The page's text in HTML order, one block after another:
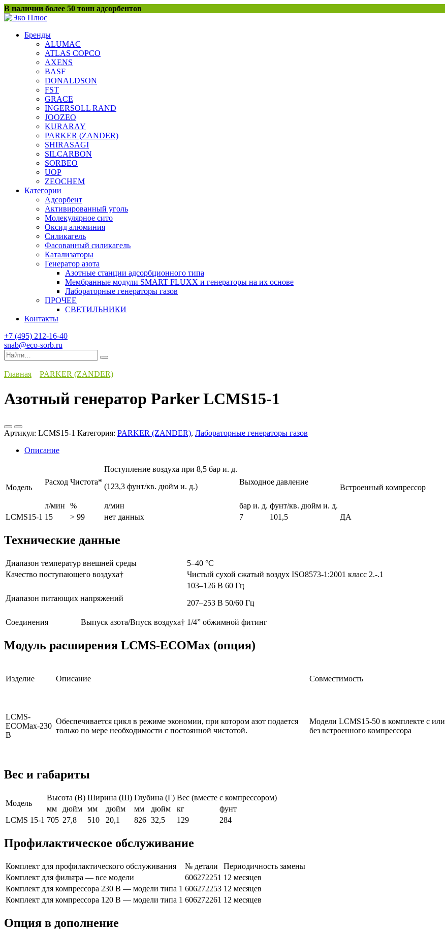
Перейти
к
В наличии более 50 тонн адсорбентов
Бренды
ALUMAC
ATLAS COPCO
AXENS
BASF
DONALDSON
FST
GRACE
INGERSOLL RAND
JOOZEO
KURARAY
PARKER (ZANDER)
SHIRASAGI
SILCARBON
SORBEO
UOP
ZEOCHEM
Категории
Адсорбент
Активированный уголь
Молекулярное сито
Оксид алюминия
Силикагель
Фасованный силикагель
Катализаторы
Генератор азота
Азотные станции адсорбционного типа
Мембранные модули SMART FLUXX и генераторы на их основе
Лабораторные генераторы газов
ПРОЧЕЕ
СВЕТИЛЬНИКИ
Контакты
+7 (495) 212-16-40
snab@eco-sorb.ru
Search
for:
Главная
PARKER (ZANDER)
Азотный генератор Parker LCMS15-1
Артикул: LCMS15-1 Категория: PARKER (ZANDER), Лабораторные генераторы газов
Описание
Модель
Расход Чистота*
Поступление воздуха при 8,5 бар и. д.
(123,3 фунт/кв. дюйм и. д.)
Выходное давление
Встроенный компрессор
л/мин % л/мин бар и. д. фунт/кв. дюйм и. д.
LCMS15-1 15 > 99 нет данных 7 101,5 ДА
Технические данные
Диапазон температур внешней среды
5–40 °C
Качество поступающего воздуха†
Чистый сухой сжатый воздух ISO8573-1:2001 класс 2.-.1
Диапазон питающих напряжений
103–126 В 60 Гц
207–253 В 50/60 Гц
Соединения Выпуск азота/Впуск воздуха† 1/4” обжимной фитинг
Модуль расширения LCMS-ECOMax (опция)
Изделие Описание Совместимость
LCMS-
ECOMax-230
В
Обеспечивается цикл в режиме экономии, при котором азот подается
только по мере необходимости с постоянной чистотой.
Модели LCMS15-50 в комплекте с или
без встроенного компрессора
Вес и габариты
Модель
Высота (В) Ширина (Ш) Глубина (Г) Вес (вместе с компрессором)
мм
дюйм мм дюйм мм дюйм кг
фунт
LCMS 15-1 705 27,8 510 20,1 826 32,5 129 284
Профилактическое обслуживание
Комплект для профилактического обслуживания № детали
Периодичность замены
Комплект для фильтра — все модели
606272251 12 месяцев
Комплект для компрессора 230 В — модели типа 1 606272253 12 месяцев
Комплект для компрессора 120 В — модели типа 1 606272261 12 месяцев
Опция в дополнение